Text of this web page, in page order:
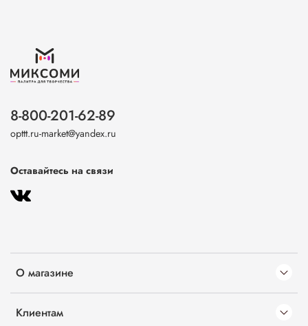
О магазине
Клиентам
8-800-201-62-89
opttt.ru-market@yandex.ru
Оставайтесь на связи